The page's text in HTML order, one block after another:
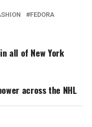
FEDORA
all of New York
across the NHL